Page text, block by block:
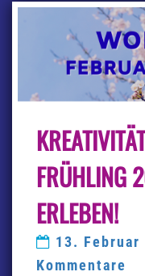
RÜHLING
RLEBEN!
13. Februar
Kommentare